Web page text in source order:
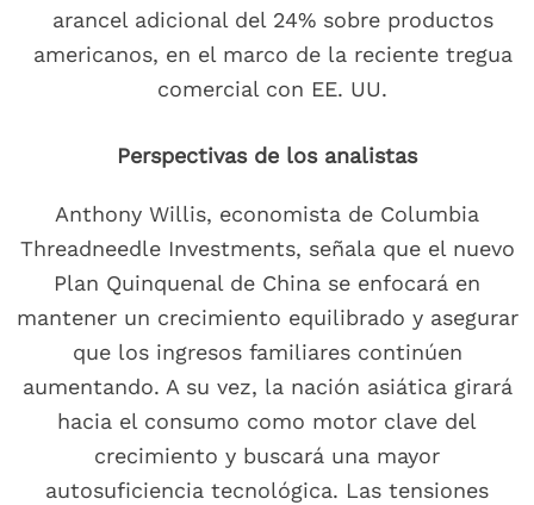
arancel adicional del 24% sobre productos
americanos, en el marco de la reciente tregua
comercial con EE. UU.
Perspectivas de los analistas
Anthony Willis, economista de Columbia
Threadneedle Investments, señala que el nuevo
Plan Quinquenal de China se enfocará en
mantener un crecimiento equilibrado y asegurar
que los ingresos familiares continúen
aumentando. A su vez, la nación asiática girará
hacia el consumo como motor clave del
crecimiento y buscará una mayor
autosuficiencia tecnológica. Las tensiones